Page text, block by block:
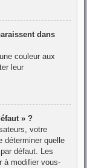
dans
couleur aux
leur
» ?
votre
déterminer quelle
défaut. Les
à modifier vous-